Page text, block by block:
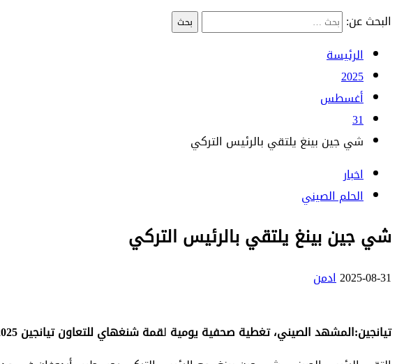
البحث عن:
الرئيسة
2025
أغسطس
31
شي جين بينغ يلتقي بالرئيس التركي
اخبار
الحلم الصيني
شي جين بينغ يلتقي بالرئيس التركي
2025-08-31ادمن
تيانجين:المشهد الصيني، تغطية صحفية يومية لقمة شنغهاي للتعاون تيانجين 2025